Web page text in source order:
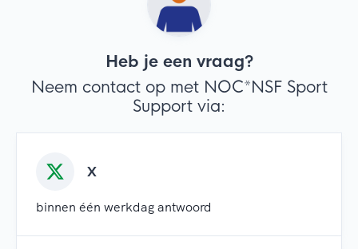
Heb je een vraag?
Neem contact op met NOC*NSF Sport
Support via:
X
binnen één werkdag antwoord